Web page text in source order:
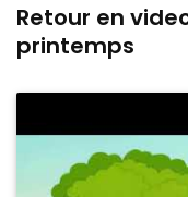
Retour en
printemps